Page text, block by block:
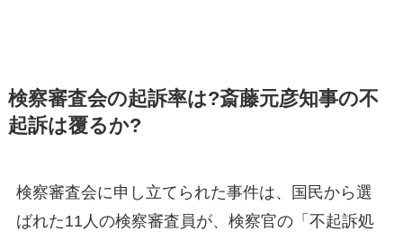
検察審査会の起訴率は?斎藤元彦知事の不
起訴は覆るか?
検察審査会に申し立てられた事件は、国民から選
ばれた11人の検察審査員が、検察官の「不起訴処